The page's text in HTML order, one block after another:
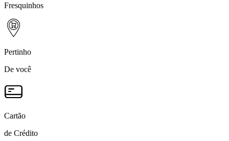
Fresquinhos
Pertinho
De você
Cartão
de Crédito